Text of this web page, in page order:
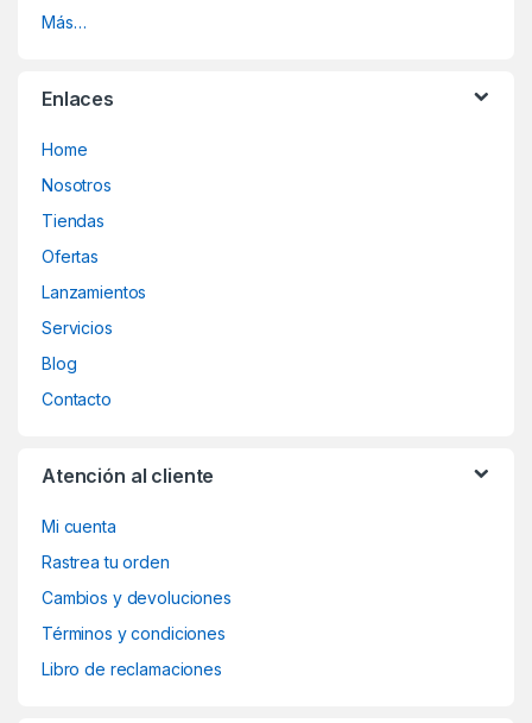
Más…
Enlaces
Home
Nosotros
Tiendas
Ofertas
Lanzamientos
Servicios
Blog
Contacto
Atención al cliente
Mi cuenta
Rastrea tu orden
Cambios y devoluciones
Términos y condiciones
Libro de reclamaciones